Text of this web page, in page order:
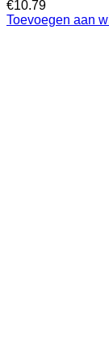
€10.79
Toevoegen aan